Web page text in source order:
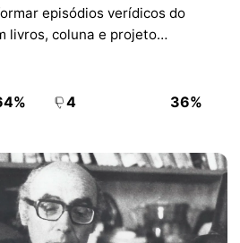
episódios verídicos do
livros, coluna e projeto
4 36%